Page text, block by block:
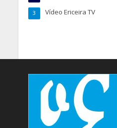
Vídeo Ericeira TV
3